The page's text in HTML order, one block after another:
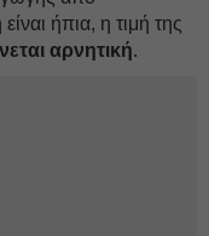
ήπια, η τιμή της
αρνητική.